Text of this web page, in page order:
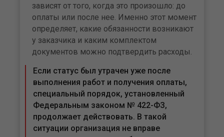
зависят от того, когда это произошло: до
оплаты или после нее. Именно этот момент
определяет, какие обязанности возникают
у заказчика и каким комплектом
документов можно подтвердить расходы.
Если статус был утрачен уже после
выполнения работ и получения оплаты,
специальный порядок, установленный
Федеральным законом № 422-ФЗ,
продолжает действовать. В такой
ситуации организация не вправе